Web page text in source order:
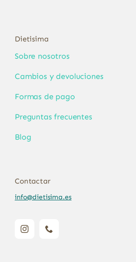
Dietisima
Sobre nosotros
Cambios y devoluciones
Formas de pago
Preguntas frecuentes
Blog
Contactar
info@dietisima.es